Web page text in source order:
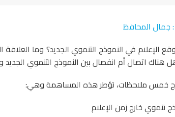
: جمال المحافظ
الإعلام في النموذج التنموي الجديد؟ وما العلاقة
هناك اتصال أم انفصال بين النموذج التنموي الجديد
خمس ملاحظات، تؤطر هذه المساهمة وهي:
تنموي خارج زمن الإعلام